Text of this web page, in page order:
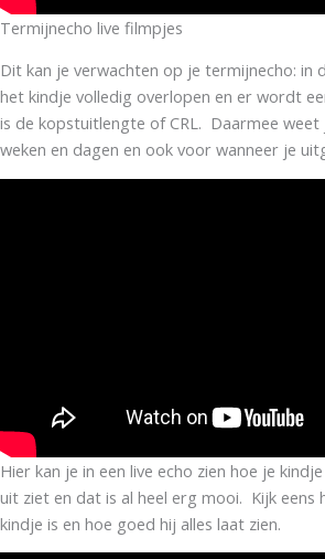
Termijnecho live filmpjes
Dit kan je verwachten op je termijnecho: in
het kindje volledig overlopen en er wordt
is de kopstuitlengte of CRL. Daarmee weet
weken en dagen en ook voor wanneer je
Hier kan je in een live echo zien hoe je
uit ziet en dat is al heel erg mooi. Kijk eens
kindje is en hoe goed hij alles laat zien.